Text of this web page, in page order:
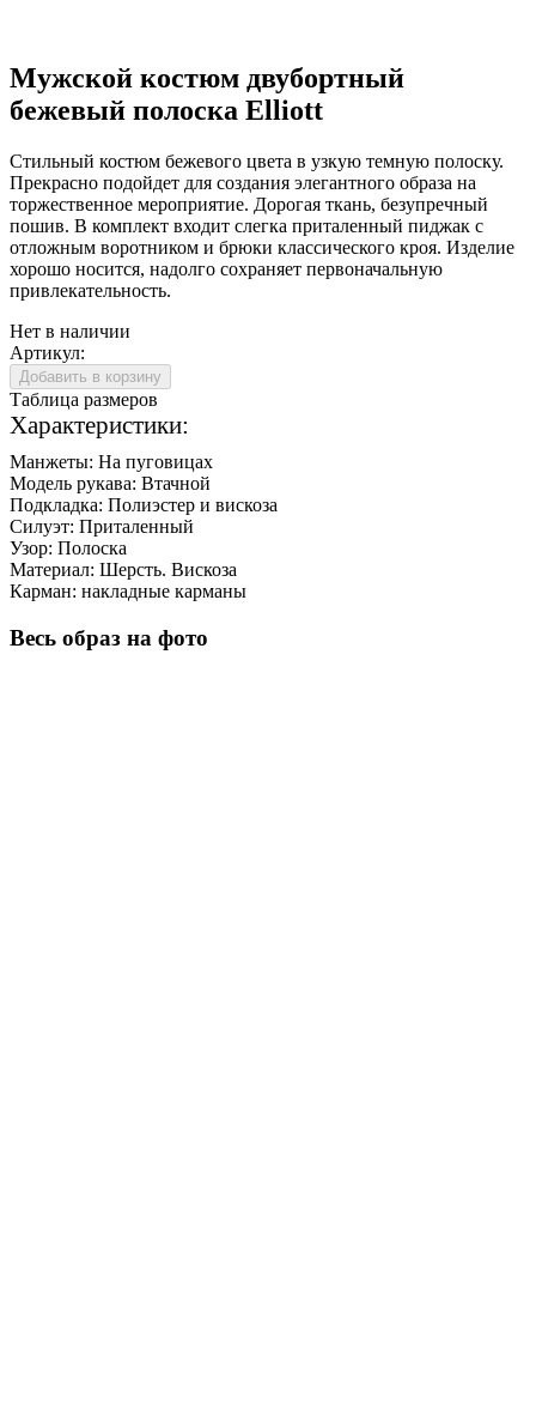
Мужской костюм двубортный
бежевый полоска Elliott
Стильный костюм бежевого цвета в узкую темную полоску.
Прекрасно подойдет для создания элегантного образа на
торжественное мероприятие. Дорогая ткань, безупречный
пошив. В комплект входит слегка приталенный пиджак с
отложным воротником и брюки классического кроя. Изделие
хорошо носится, надолго сохраняет первоначальную
привлекательность.
Нет в наличии
Артикул:
Добавить в корзину
Таблица размеров
Характеристики:
Манжеты: На пуговицах
Модель рукава: Втачной
Подкладка: Полиэстер и вискоза
Силуэт: Приталенный
Узор: Полоска
Материал: Шерсть. Вискоза
Карман: накладные карманы
Весь образ на фото